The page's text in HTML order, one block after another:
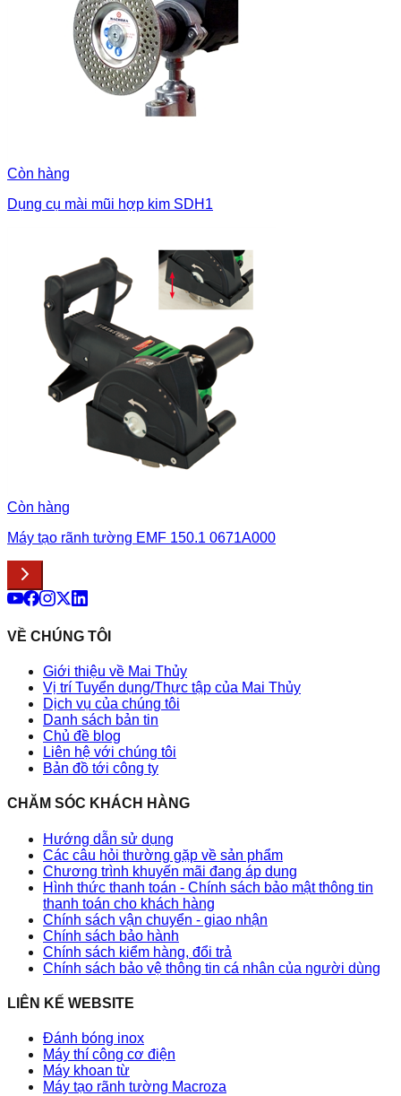
Còn hàng
Dụng cụ mài mũi hợp kim SDH1
Còn hàng
Máy tạo rãnh tường EMF 150.1 0671A000
VỀ CHÚNG TÔI
Giới thiệu về Mai Thủy
Vị trí Tuyển dụng/Thực tập của Mai Thủy
Dịch vụ của chúng tôi
Danh sách bản tin
Chủ đề blog
Liên hệ với chúng tôi
Bản đồ tới công ty
CHĂM SÓC KHÁCH HÀNG
Hướng dẫn sử dụng
Các câu hỏi thường gặp về sản phẩm
Chương trình khuyến mãi đang áp dụng
Hình thức thanh toán - Chính sách bảo mật thông tin
thanh toán cho khách hàng
Chính sách vận chuyển - giao nhận
Chính sách bảo hành
Chính sách kiểm hàng, đổi trả
Chính sách bảo vệ thông tin cá nhân của người dùng
LIÊN KẾ WEBSITE
Đánh bóng inox
Máy thí công cơ điện
Máy khoan từ
Máy tạo rãnh tường Macroza